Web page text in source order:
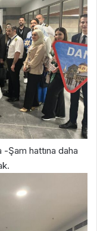
Şam hattına daha